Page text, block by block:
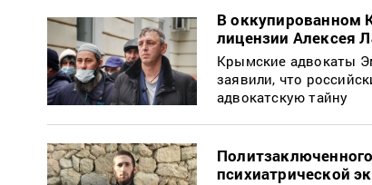
В оккупированном
лицензии Алексея
Крымские адвокаты
заявили, что
адвокатскую тайну
психиатрической